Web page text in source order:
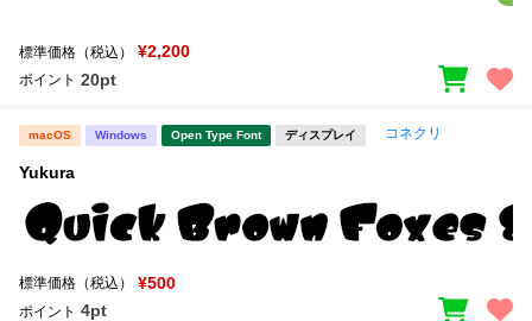
標準価格（税込） ¥2,200
ポイント 20pt
macOS Windows Open Type Font ディスプレイ コネクリ
Yukura
標準価格（税込） ¥500
ポイント 4pt